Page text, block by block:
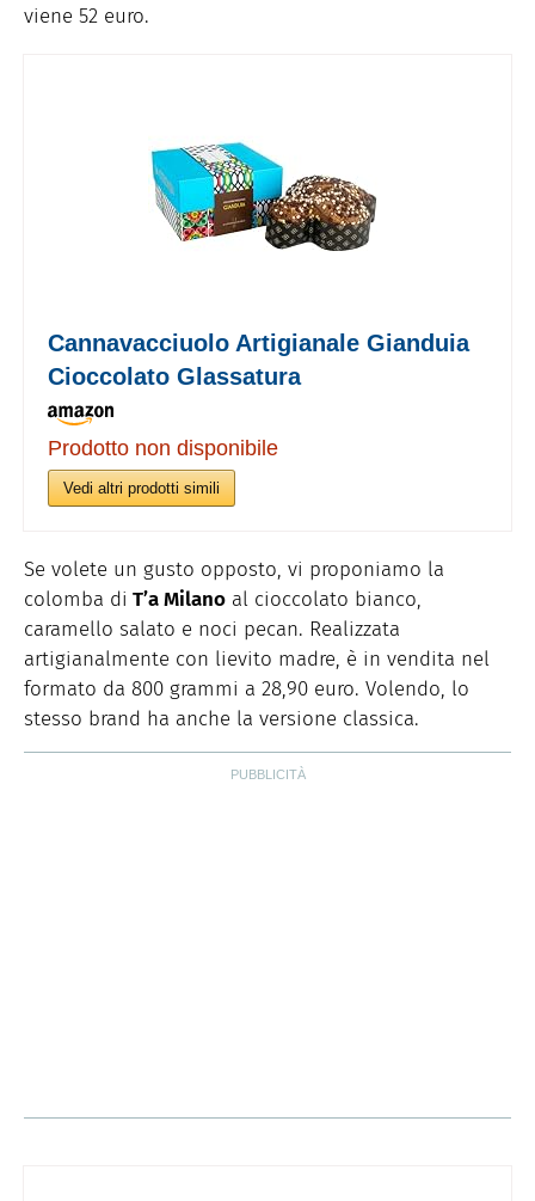
viene 52 euro.
Cannavacciuolo Artigianale Gianduia
Cioccolato Glassatura
Prodotto non disponibile
Vedi altri prodotti simili
Se volete un gusto opposto, vi proponiamo la
colomba di T’a Milano al cioccolato bianco,
caramello salato e noci pecan. Realizzata
artigianalmente con lievito madre, è in vendita nel
formato da 800 grammi a 28,90 euro. Volendo, lo
stesso brand ha anche la versione classica.